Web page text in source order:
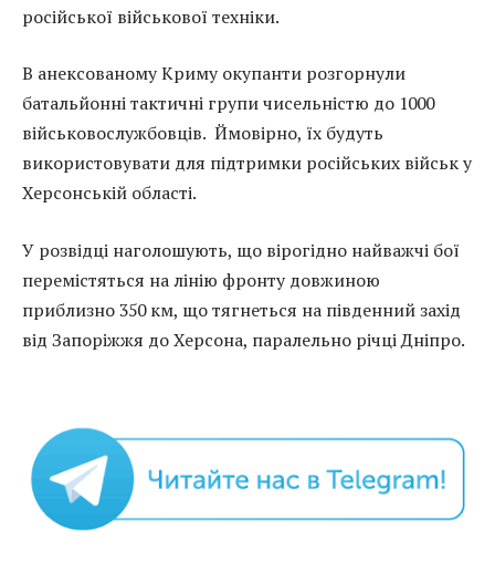
російської військової техніки.
В анексованому Криму окупанти розгорнули
батальйонні тактичні групи чисельністю до 1000
військовослужбовців. Ймовірно, їх будуть
використовувати для підтримки російських військ у
Херсонській області.
У розвідці наголошують, що вірогідно найважчі бої
перемістяться на лінію фронту довжиною
приблизно 350 км, що тягнеться на південний захід
від Запоріжжя до Херсона, паралельно річці Дніпро.